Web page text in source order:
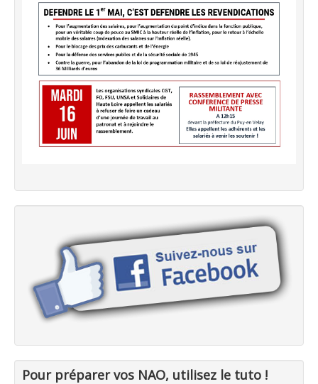
Pour préparer vos NAO, utilisez le tuto !